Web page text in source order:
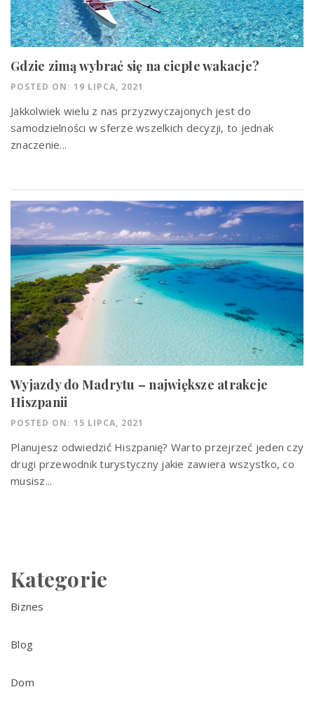
Gdzie zimą wybrać się na ciepłe wakacje?
POSTED ON: 19 LIPCA, 2021
Jakkolwiek wielu z nas przyzwyczajonych jest do
samodzielności w sferze wszelkich decyzji, to jednak
znaczenie...
Wyjazdy do Madrytu – największe atrakcje
Hiszpanii
POSTED ON: 15 LIPCA, 2021
Planujesz odwiedzić Hiszpanię? Warto przejrzeć jeden czy
drugi przewodnik turystyczny jakie zawiera wszystko, co
musisz...
Kategorie
Biznes
Blog
Dom